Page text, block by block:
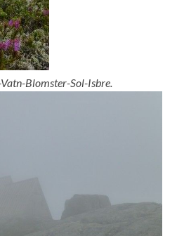
Blomster-Sol-Isbre.